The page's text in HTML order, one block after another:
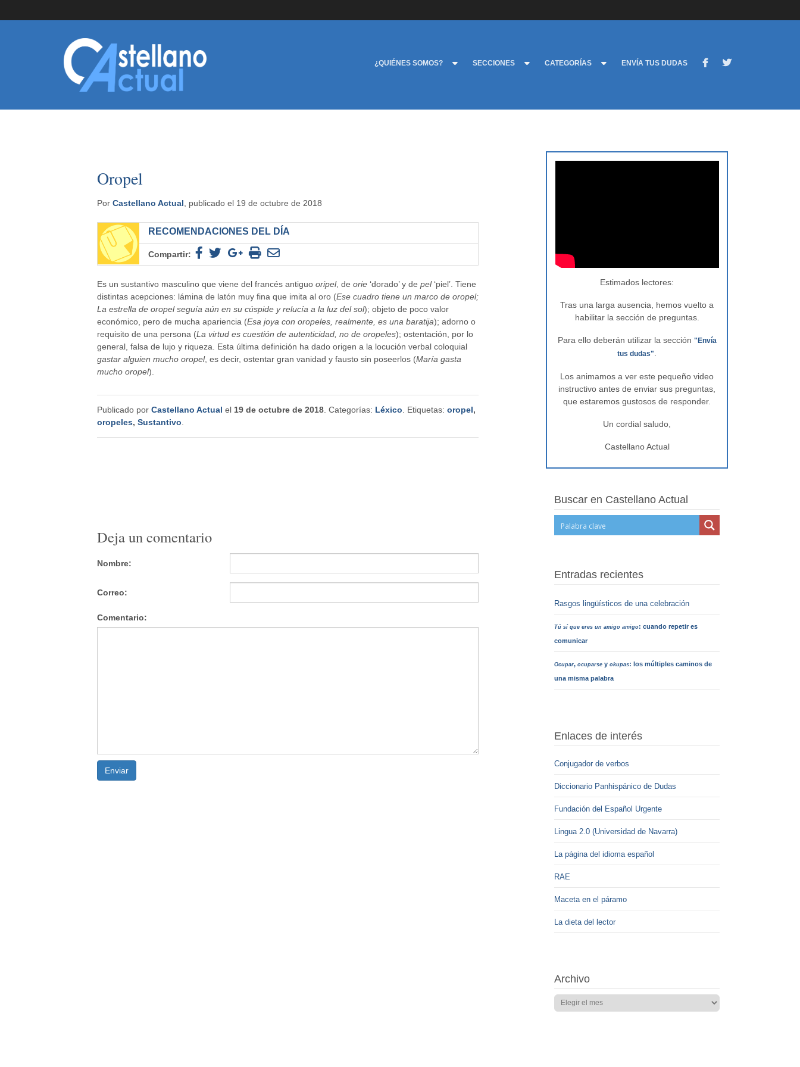
¿QUIÉNES SOMOS? SECCIONES CATEGORÍAS ENVÍA TUS DUDAS
Oropel
Por Castellano Actual , publicado el 19 de octubre de 2018
RECOMENDACIONES DEL DÍA
Compartir:
Es un sustantivo masculino que viene del francés antiguo oripel, de orie‘dorado’ y de pel‘piel’. Tiene
distintas acepciones: lámina de latón muy fina que imita al oro (Ese cuadro tiene un marco de oropel;
La estrella de oropel seguía aún en su cúspide y relucía a la luz del sol); objeto de poco valor
económico, pero de mucha apariencia (Esa joya con oropeles, realmente, es una baratija); adorno o
requisito de una persona (La virtud es cuestión de autenticidad, no de oropeles); ostentación, por lo
general, falsa de lujo y riqueza. Esta última definición ha dado origen a la locución verbal coloquial
gastar alguien mucho oropel, es decir, ostentar gran vanidad y fausto sin poseerlos (María gasta
mucho oropel).
Publicado por Castellano Actual el 19 de octubre de 2018. Categorías: Léxico . Etiquetas: oropel,
oropeles, Sustantivo
Deja un comentario
Nombre:
Correo:
Comentario:
Enviar
Estimados lectores:
Tras una larga ausencia, hemos vuelto a
habilitar la sección de preguntas.
Para ello deberán utilizar la sección "Envía
tus dudas"
Los animamos a ver este pequeño video
instructivo antes de enviar sus preguntas,
que estaremos gustosos de responder.
Un cordial saludo,
Castellano Actual
Buscar en Castellano Actual
Entradas recientes
Rasgos lingüísticos de una celebración
Tú sí que eres un amigo amigo: cuando repetir es
comunicar
Ocupar, ocuparsey okupas: los múltiples caminos de
una misma palabra
Enlaces de interés
Conjugador de verbos
Diccionario Panhispánico de Dudas
Fundación del Español Urgente
Lingua 2.0 (Universidad de Navarra)
La página del idioma español
RAE
Maceta en el páramo
La dieta del lector
Archivo